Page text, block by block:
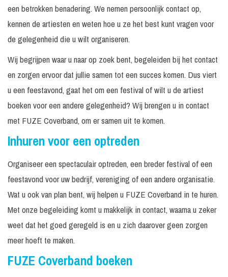
een betrokken benadering. We nemen persoonlijk contact op,
kennen de artiesten en weten hoe u ze het best kunt vragen voor
de gelegenheid die u wilt organiseren.
Wij begrijpen waar u naar op zoek bent, begeleiden bij het contact
en zorgen ervoor dat jullie samen tot een succes komen. Dus viert
u een feestavond, gaat het om een festival of wilt u de artiest
boeken voor een andere gelegenheid? Wij brengen u in contact
met FUZE Coverband, om er samen uit te komen.
Inhuren voor een optreden
Organiseer een spectaculair optreden, een breder festival of een
feestavond voor uw bedrijf, vereniging of een andere organisatie.
Wat u ook van plan bent, wij helpen u FUZE Coverband in te huren.
Met onze begeleiding komt u makkelijk in contact, waarna u zeker
weet dat het goed geregeld is en u zich daarover geen zorgen
meer hoeft te maken.
FUZE Coverband boeken